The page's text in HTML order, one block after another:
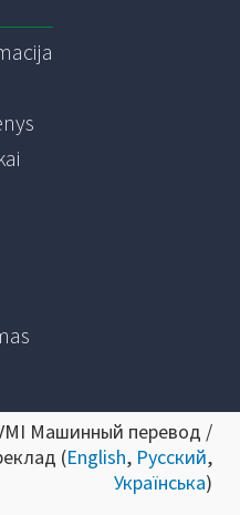
Машинный перевод /
(English, Русский,
Українська)